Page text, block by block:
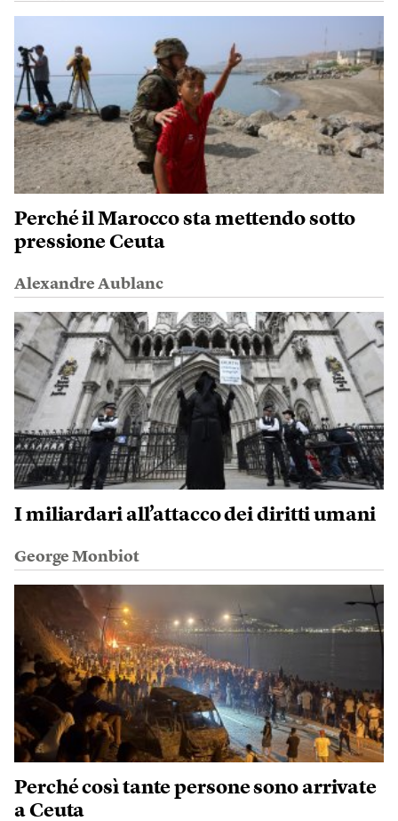
Perché il Marocco sta mettendo sotto
pressione Ceuta
Alexandre Aublanc
I miliardari all’attacco dei diritti umani
George Monbiot
Perché così tante persone sono arrivate
a Ceuta